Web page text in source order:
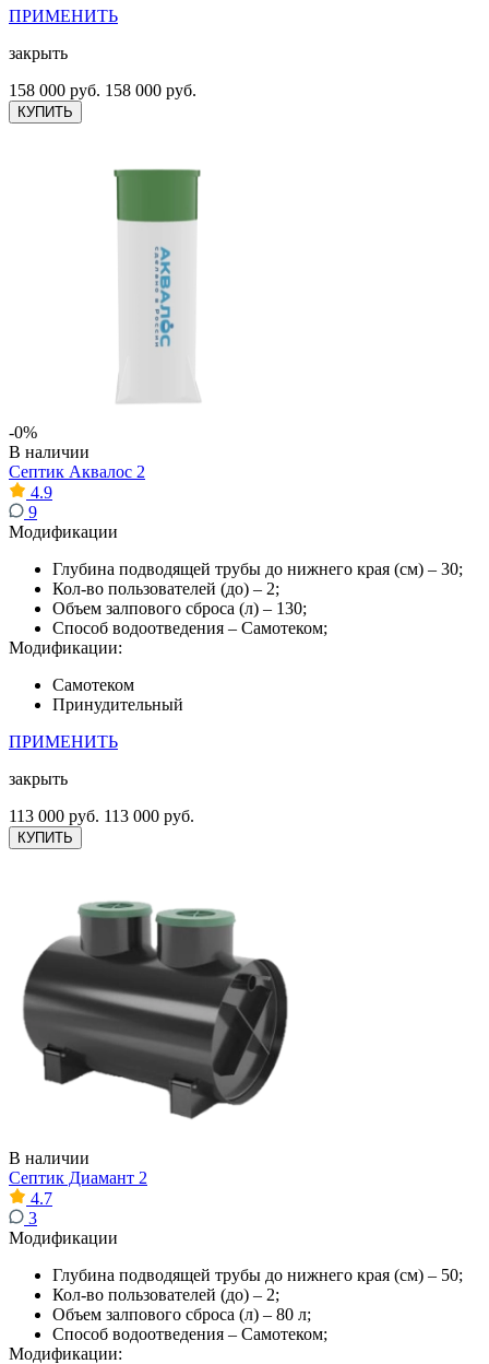
ПРИМЕНИТЬ
закрыть
158 000 руб. 158 000 руб.
КУПИТЬ
-0%
В наличии
Септик Аквалос 2
4.9
9
Модификации
Глубина подводящей трубы до нижнего края (см) – 30;
Кол-во пользователей (до) – 2;
Объем залпового сброса (л) – 130;
Способ водоотведения – Самотеком;
Модификации:
Самотеком
Принудительный
ПРИМЕНИТЬ
закрыть
113 000 руб. 113 000 руб.
КУПИТЬ
В наличии
Септик Диамант 2
4.7
3
Модификации
Глубина подводящей трубы до нижнего края (см) – 50;
Кол-во пользователей (до) – 2;
Объем залпового сброса (л) – 80 л;
Способ водоотведения – Самотеком;
Модификации: